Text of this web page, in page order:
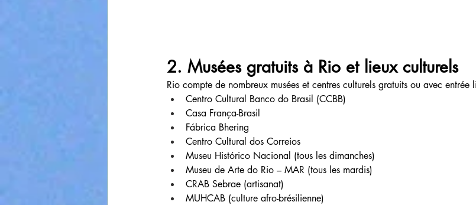
2. Musées gratuits à Rio et lieux culturels
Rio compte de nombreux musées et centres culturels gratuits ou avec entrée
Centro Cultural Banco do Brasil (CCBB)
Casa França-Brasil
Fábrica Bhering
Centro Cultural dos Correios
Museu Histórico Nacional (tous les dimanches)
Museu de Arte do Rio – MAR (tous les mardis)
CRAB Sebrae (artisanat)
MUHCAB (culture afro-brésilienne)